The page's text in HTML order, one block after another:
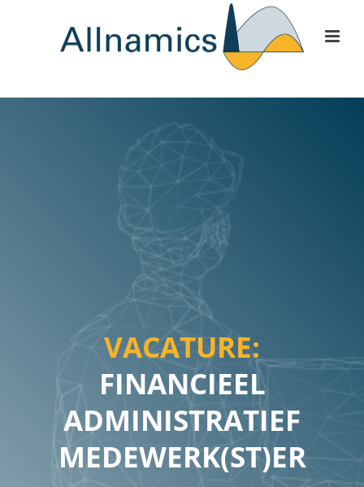
VACATURE:
FINANCIEEL
ADMINISTRATIEF
MEDEWERK(ST)ER